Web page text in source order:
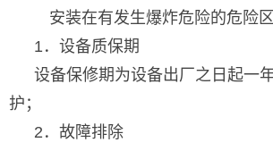
安装在有发生爆炸危险的危险区
1．设备质保期
设备保修期为设备出厂之日起一
护；
2．故障排除